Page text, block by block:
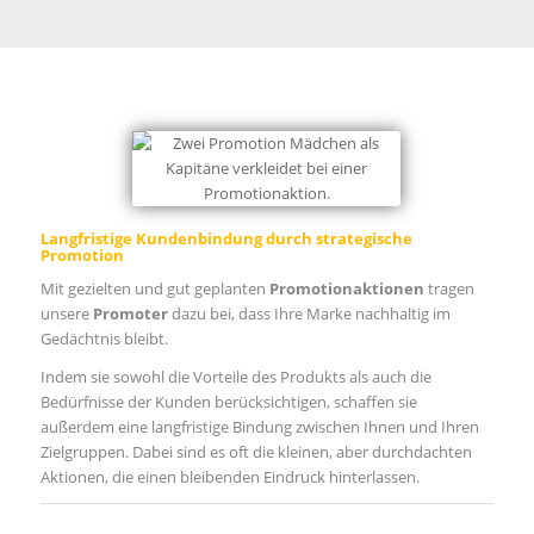
Langfristige Kundenbindung durch strategische
Promotion
Mit gezielten und gut geplanten Promotionaktionen tragen
unsere Promoterdazu bei, dass Ihre Marke nachhaltig im
Gedächtnis bleibt.
Indem sie sowohl die Vorteile des Produkts als auch die
Bedürfnisse der Kunden berücksichtigen, schaffen sie
außerdem eine langfristige Bindung zwischen Ihnen und Ihren
Zielgruppen. Dabei sind es oft die kleinen, aber durchdachten
Aktionen, die einen bleibenden Eindruck hinterlassen.